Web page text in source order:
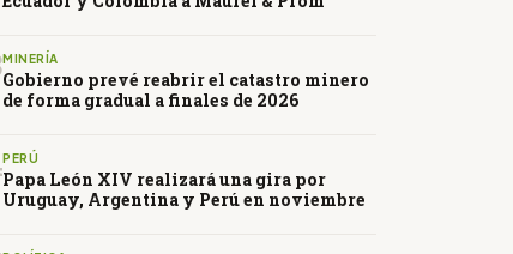
MINERÍA
Gobierno prevé reabrir el catastro minero
de forma gradual a finales de 2026
PERÚ
Papa León XIV realizará una gira por
Uruguay, Argentina y Perú en noviembre